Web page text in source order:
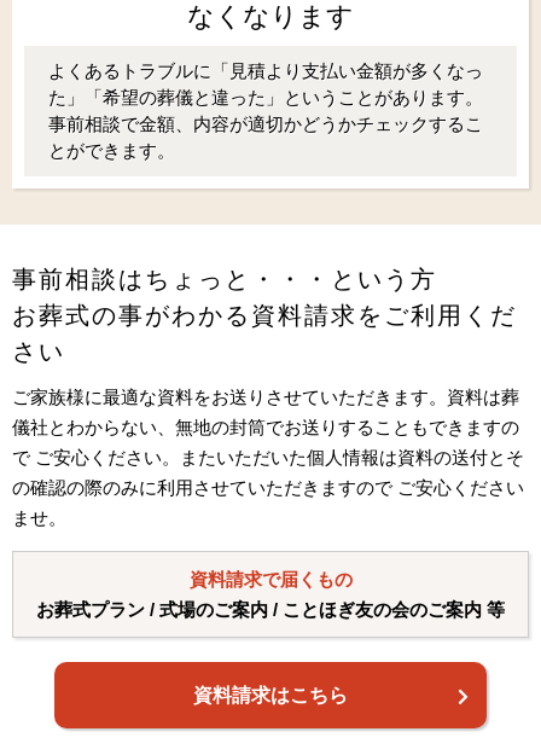
なくなります
よくあるトラブルに「見積より支払い金額が多くなっ
た」「希望の葬儀と違った」ということがあります。
事前相談で金額、内容が適切かどうかチェックするこ
とができます。
事前相談はちょっと・・・という方
お葬式の事がわかる資料請求をご利用くだ
さい
ご家族様に最適な資料をお送りさせていただきます。資料は葬
儀社とわからない、無地の封筒でお送りすることもできますの
で ご安心ください。またいただいた個人情報は資料の送付とそ
の確認の際のみに利用させていただきますので ご安心ください
ませ。
資料請求で届くもの
お葬式プラン / 式場のご案内 / ことほぎ友の会のご案内 等
資料請求はこちら